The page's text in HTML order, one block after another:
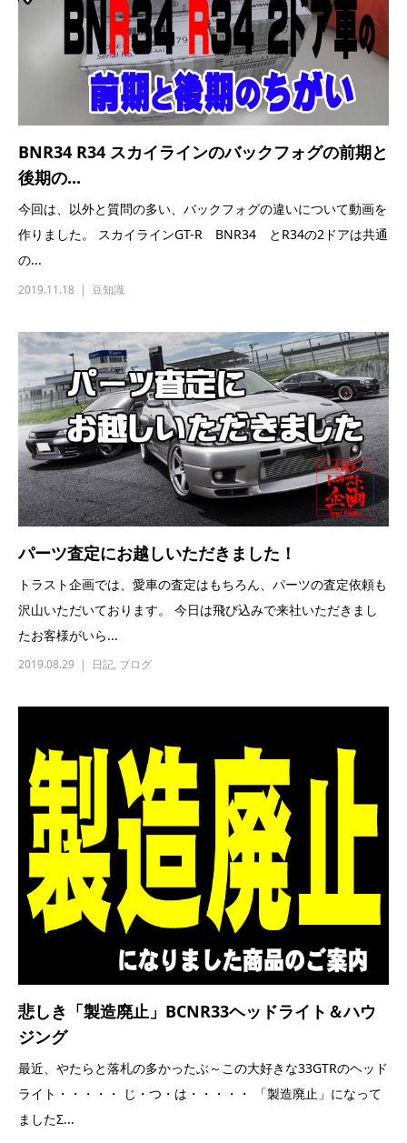
BNR34 R34 スカイラインのバックフォグの前期と
後期の...
今回は、以外と質問の多い、バックフォグの違いについて動画を
作りました。 スカイラインGT-R BNR34 とR34の2ドアは共通
の...
2019.11.18 豆知識
パーツ査定にお越しいただきました！
トラスト企画では、愛車の査定はもちろん、パーツの査定依頼も
沢山いただいております。 今日は飛び込みで来社いただきまし
たお客様がいら...
2019.08.29 日記, ブログ
悲しき「製造廃止」BCNR33ヘッドライト＆ハウ
ジング
最近、やたらと落札の多かったぶ～この大好きな33GTRのヘッド
ライト・・・・・ じ・つ・は・・・・・ 「製造廃止」になって
ましたΣ...